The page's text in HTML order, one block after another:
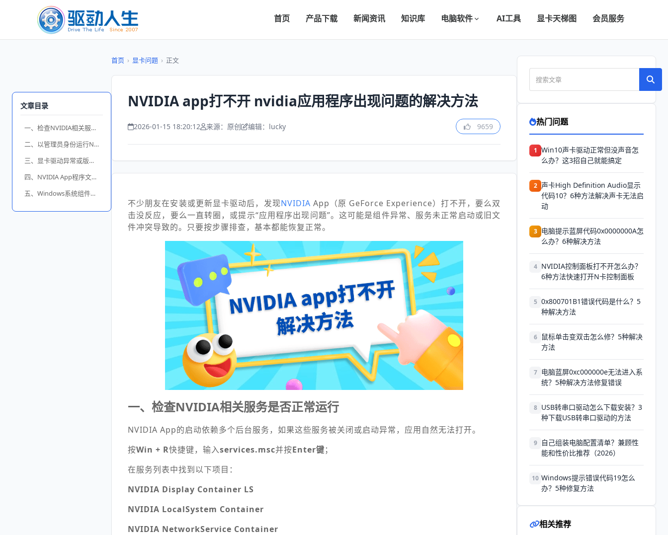
首页 产品下载 新闻资讯 知识库 电脑软件 AI工具 显卡天梯图 会员服务
文章目录
一、检查NVIDIA相关服务是否正常运行
二、以管理员身份运行NVIDIA App
三、显卡驱动异常或版本不兼容
四、NVIDIA App程序文件损坏
五、Windows系统组件异常
首页 › 显卡问题 › 正文
NVIDIA app打不开 nvidia应用程序出现问题的解决方法
2026-01-15 18:20:12 来源：原创 编辑：lucky 9659
不少朋友在安装或更新显卡驱动后，发现NVIDIA App（原 GeForce Experience）打不开，要么双
击没反应，要么一直转圈，或提示“应用程序出现问题”。这可能是组件异常、服务未正常启动或旧文
件冲突导致的。只要按步骤排查，基本都能恢复正常。
一、检查NVIDIA相关服务是否正常运行
NVIDIA App的启动依赖多个后台服务，如果这些服务被关闭或启动异常，应用自然无法打开。
按Win + R快捷键，输入services.msc并按Enter键；
在服务列表中找到以下项目：
NVIDIA Display Container LS
NVIDIA LocalSystem Container
NVIDIA NetworkService Container
热门问题
1 Win10声卡驱动正常但没声音怎
么办？这3招自己就能搞定
2 声卡High Definition Audio显示
代码10？6种方法解决声卡无法启
动
3 电脑提示蓝屏代码0x0000000A怎
么办？6种解决方法
4 NVIDIA控制面板打不开怎么办？
6种方法快速打开N卡控制面板
5 0x800701B1错误代码是什么？5
种解决方法
6
鼠标单击变双击怎么修？5种解决
方法
7 电脑蓝屏0xc000000e无法进入系
统？5种解决方法修复错误
8 USB转串口驱动怎么下载安装？3
种下载USB转串口驱动的方法
9
自己组装电脑配置清单？兼顾性
能和性价比推荐（2026）
10 Windows提示错误代码19怎么
办？5种修复方法
相关推荐